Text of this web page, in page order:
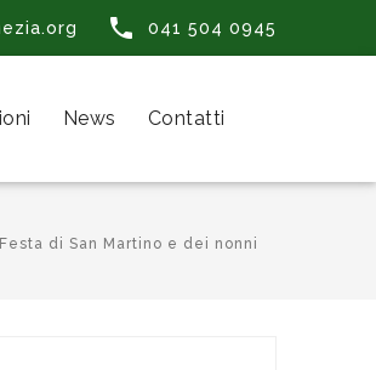
 041 504 0945
News Contatti
di San Martino e dei nonni